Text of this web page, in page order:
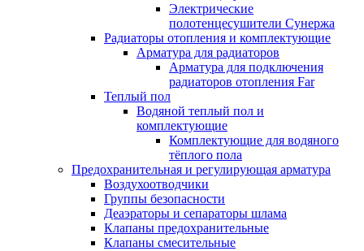
Электрические
полотенцесушители Сунержа
Радиаторы отопления и комплектующие
Арматура для радиаторов
Арматура для подключения
радиаторов отопления Far
Теплый пол
Водяной теплый пол и
комплектующие
Комплектующие для водяного
тёплого пола
Предохранительная и регулирующая арматура
Воздухоотводчики
Группы безопасности
Деаэраторы и сепараторы шлама
Клапаны предохранительные
Клапаны смесительные